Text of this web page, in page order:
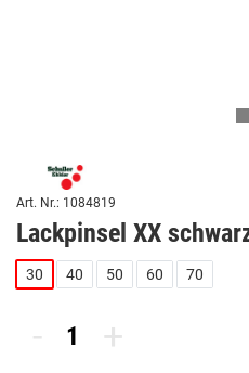
Art. Nr.: 1084819
Lackpinsel XX
30 40 50 60 70
- +